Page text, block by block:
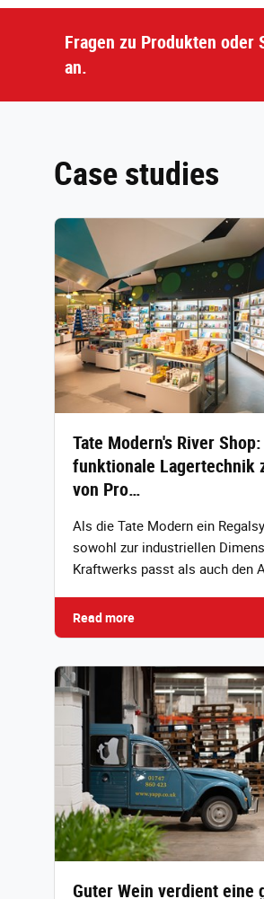
Fragen zu Produkten
an.
Case studies
Tate Modern's River
funktionale Lagertechnik
von Pro…
Als die Tate Modern ein
sowohl zur industriellen
Kraftwerks passt als auch den
Read more
Guter Wein verdient eine